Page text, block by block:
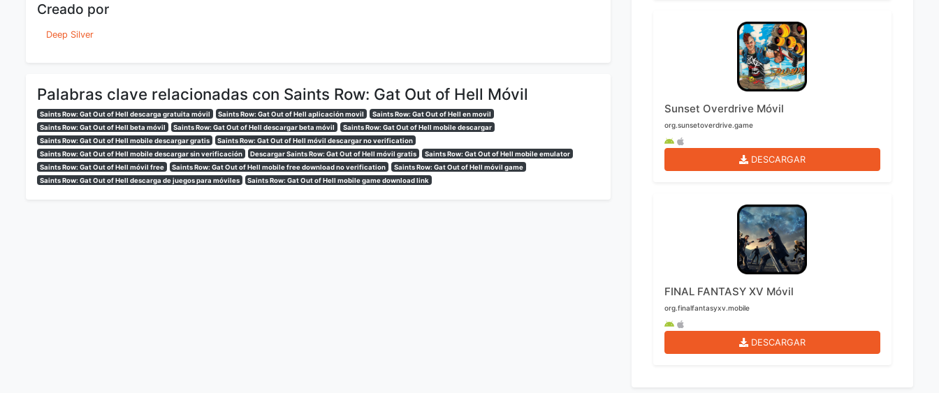
Creado por
Deep Silver
Palabras clave relacionadas con Saints Row: Gat Out of Hell Móvil
Saints Row: Gat Out of Hell descarga gratuita móvil Saints Row: Gat Out of Hell aplicación movil
Saints Row: Gat Out of Hell en movil
Saints Row: Gat Out of Hell beta móvil
Saints Row: Gat Out of Hell descargar beta móvil
Saints Row: Gat Out of Hell mobile descargar
Saints Row: Gat Out of Hell mobile descargar gratis
Saints Row: Gat Out of Hell móvil descargar no verification
Saints Row: Gat Out of Hell mobile descargar sin verificación
Descargar Saints Row: Gat Out of Hell móvil gratis
Saints Row: Gat Out of Hell mobile emulator
Saints Row: Gat Out of Hell móvil free
Saints Row: Gat Out of Hell mobile free download no verification
Saints Row: Gat Out of Hell móvil game
Saints Row: Gat Out of Hell descarga de juegos para móviles
Saints Row: Gat Out of Hell mobile game download link
Sunset Overdrive Móvil
org.sunsetoverdrive.game
DESCARGAR
FINAL FANTASY XV Móvil
org.finalfantasyxv.mobile
DESCARGAR